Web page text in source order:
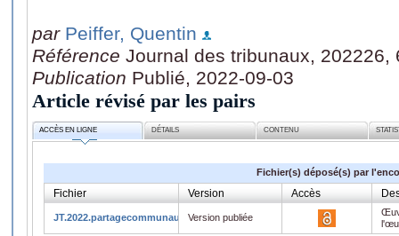
par Peiffer, Quentin
Référence Journal des tribunaux, 202226,
Publication Publié, 2022-09-03
Article révisé par les pairs
ACCÈS EN LIGNE DÉTAILS CONTENU
Fichier(s) déposé(s) par
Fichier Version Accès
JT.2022.partagecommunautes.pdfVersion publiée